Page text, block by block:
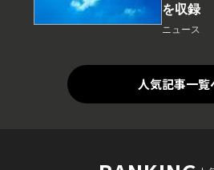
を収録
ニュース
人気記事一覧